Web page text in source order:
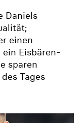
Daniels
einen
Eisbären-
sparen
Tages